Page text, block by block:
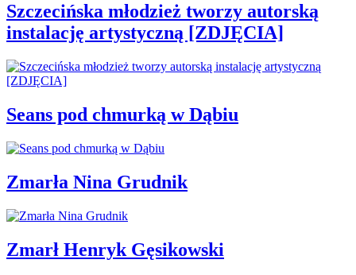
Szczecińska młodzież tworzy autorską
instalację artystyczną [ZDJĘCIA]
Seans pod chmurką w Dąbiu
Zmarła Nina Grudnik
Zmarł Henryk Gęsikowski